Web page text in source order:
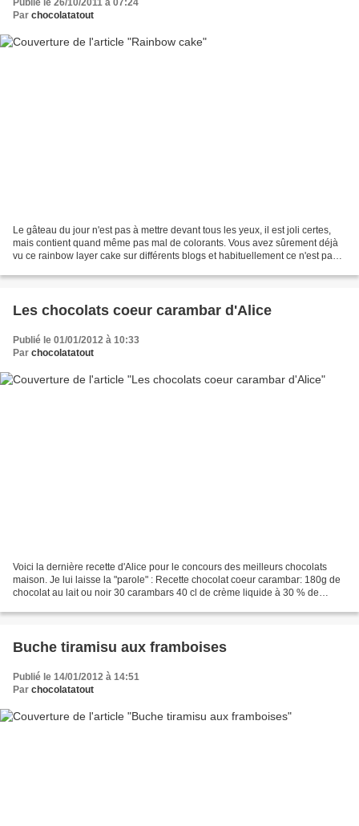
Publié le 26/10/2011 à 07:24
Par chocolatatout
Le gâteau du jour n'est pas à mettre devant tous les yeux, il est joli certes,
mais contient quand même pas mal de colorants. Vous avez sûrement déjà
vu ce rainbow layer cake sur différents blogs et habituellement ce n'est pas
Les chocolats coeur carambar d'Alice
Publié le 01/01/2012 à 10:33
Par chocolatatout
Voici la dernière recette d'Alice pour le concours des meilleurs chocolats
maison. Je lui laisse la "parole" : Recette chocolat coeur carambar: 180g de
chocolat au lait ou noir 30 carambars 40 cl de crème liquide à 30 % de
Buche tiramisu aux framboises
Publié le 14/01/2012 à 14:51
Par chocolatatout